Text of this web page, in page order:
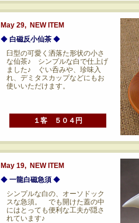
May 29, NEW ITEM
◆ 白磁反小仙茶 ◆
臼型の可愛く洒落た形状の小さ
な仙茶♪ シンプルな白で仕上げ
ました♪ ぐい呑みや、珍味入
れ、デミタスカップなどにもお
使いいただけます。
１客 ５０４円
May 19, NEW ITEM
◆ 一龍白磁急須 ◆
シンプルな白の、オーソドック
スな急須。 でも開けた蓋の中
にはとっても便利な工夫が隠さ
れています♪